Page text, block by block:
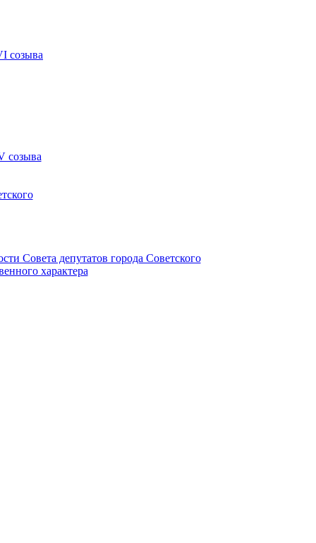
созыва
созыва
Совета депутатов города Советского
характера